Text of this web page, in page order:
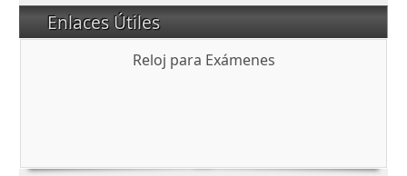
Enlaces Útiles
Reloj para Exámenes